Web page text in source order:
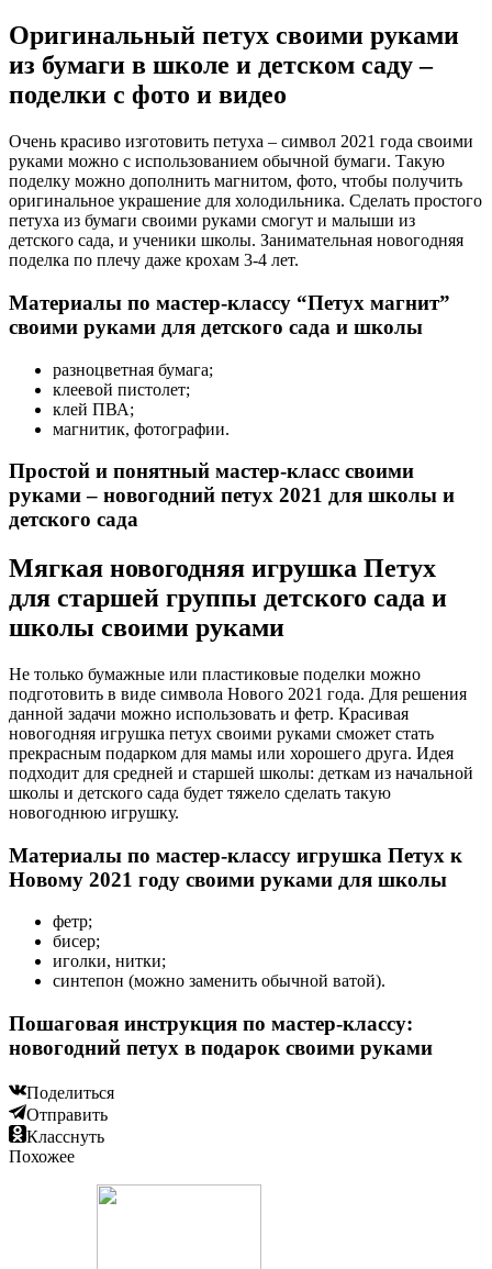
Оригинальный петух своими руками
из бумаги в школе и детском саду –
поделки с фото и видео
Очень красиво изготовить петуха – символ 2021 года своими
руками можно с использованием обычной бумаги. Такую
поделку можно дополнить магнитом, фото, чтобы получить
оригинальное украшение для холодильника. Сделать простого
петуха из бумаги своими руками смогут и малыши из
детского сада, и ученики школы. Занимательная новогодняя
поделка по плечу даже крохам 3-4 лет.
Материалы по мастер-классу “Петух магнит”
своими руками для детского сада и школы
разноцветная бумага;
клеевой пистолет;
клей ПВА;
магнитик, фотографии.
Простой и понятный мастер-класс своими
руками – новогодний петух 2021 для школы и
детского сада
Мягкая новогодняя игрушка Петух
для старшей группы детского сада и
школы своими руками
Не только бумажные или пластиковые поделки можно
подготовить в виде символа Нового 2021 года. Для решения
данной задачи можно использовать и фетр. Красивая
новогодняя игрушка петух своими руками сможет стать
прекрасным подарком для мамы или хорошего друга. Идея
подходит для средней и старшей школы: деткам из начальной
школы и детского сада будет тяжело сделать такую
новогоднюю игрушку.
Материалы по мастер-классу игрушка Петух к
Новому 2021 году своими руками для школы
фетр;
бисер;
иголки, нитки;
синтепон (можно заменить обычной ватой).
Пошаговая инструкция по мастер-классу:
новогодний петух в подарок своими руками
Поделиться
Отправить
Класснуть
Похожее